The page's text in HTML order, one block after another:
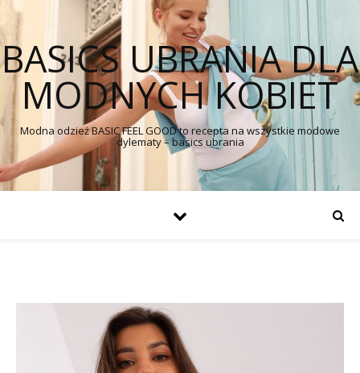
BASICS UBRANIA DLA
MODNYCH KOBIET
Modna odzież BASIC FEEL GOOD to recepta na wszystkie modowe
dylematy – basics ubrania